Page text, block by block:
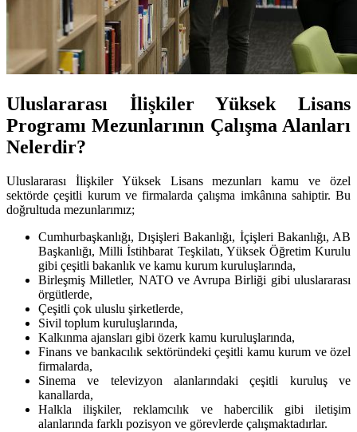
Uluslararası İlişkiler Yüksek Lisans
Programı Mezunlarının Çalışma Alanları
Nelerdir?
Uluslararası İlişkiler Yüksek Lisans mezunları kamu ve özel
sektörde çeşitli kurum ve firmalarda çalışma imkânına sahiptir. Bu
doğrultuda mezunlarımız;
Cumhurbaşkanlığı, Dışişleri Bakanlığı, İçişleri Bakanlığı, AB
Başkanlığı, Milli İstihbarat Teşkilatı, Yüksek Öğretim Kurulu
gibi çeşitli bakanlık ve kamu kurum kuruluşlarında,
Birleşmiş Milletler, NATO ve Avrupa Birliği gibi uluslararası
örgütlerde,
Çeşitli çok uluslu şirketlerde,
Sivil toplum kuruluşlarında,
Kalkınma ajansları gibi özerk kamu kuruluşlarında,
Finans ve bankacılık sektöründeki çeşitli kamu kurum ve özel
firmalarda,
Sinema ve televizyon alanlarındaki çeşitli kuruluş ve
kanallarda,
Halkla ilişkiler, reklamcılık ve habercilik gibi iletişim
alanlarında farklı pozisyon ve görevlerde çalışmaktadırlar.